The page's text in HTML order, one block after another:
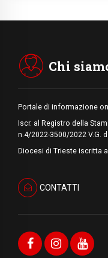
Chi
Portale di informazione
Iscr. al Registro della
n.4/2022-3500/2022 V.G.
Diocesi di Trieste iscritta
CONTATTI